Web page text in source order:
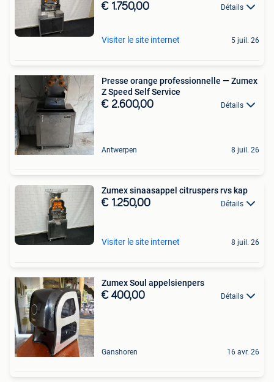
€ 1.750,00 Détails
Visiter le site internet 5 juil. 26
Presse orange professionnelle — Zumex
Z Speed Self Service
€ 2.600,00 Détails
Antwerpen 8 juil. 26
Zumex sinaasappel citruspers rvs kap
€ 1.250,00 Détails
Visiter le site internet 8 juil. 26
Zumex Soul appelsienpers
€ 400,00 Détails
Ganshoren 16 avr. 26